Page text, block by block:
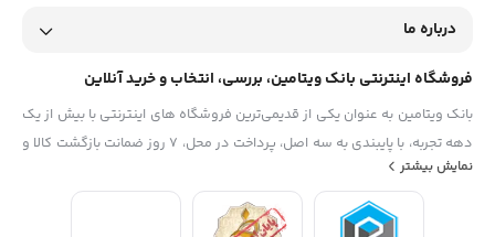
درباره ما
فروشگاه اینترنتی بانک ویتامین، بررسی، انتخاب و خرید آنلاین
بانک ویتامین به عنوان یکی از قدیمی‌ترین فروشگاه های اینترنتی با بیش از یک
دهه تجربه، با پایبندی به سه اصل، پرداخت در محل، ۷ روز ضمانت بازگشت کالا و
تضمین اصل‌بودن کالا موفق شده تا همگام با فروشگاه‌های معتبر جهان، به
بزرگ‌ترین فروشگاه اینترنتی ایران تبدیل شود. به محض ورود به سایت
دیجی‌کالا با دنیایی از کالا رو به رو می‌شوید! هر آنچه که نیاز دارید و به ذهن
نمایش بیشتر